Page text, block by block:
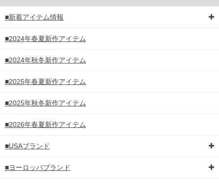
■新着アイテム情報
■2024年春夏新作アイテム
■2024年秋冬新作アイテム
■2025年春夏新作アイテム
■2025年秋冬新作アイテム
■2026年春夏新作アイテム
■USAブランド
■ヨーロッパブランド